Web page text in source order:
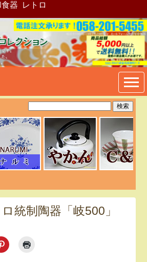
器 レトロ
ポップ食器生活雑
＠フリマート
統制陶器「岐500」